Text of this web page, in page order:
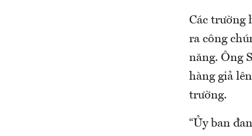
Các trường
ra công
năng. Ông
hàng giả
trường.
“Ủy ban